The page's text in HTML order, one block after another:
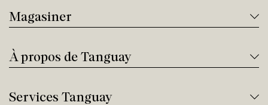
Magasiner
À propos de Tanguay
Services Tanguay